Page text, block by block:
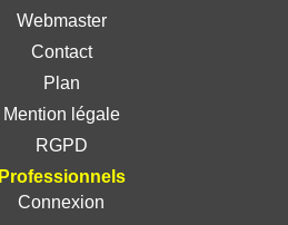
Webmaster
Contact
Plan
Mention légale
RGPD
Professionnels
Connexion